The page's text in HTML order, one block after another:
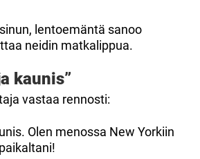
lentoemäntä sanoo
neidin matkalippua.
kaunis”
vastaa rennosti:
Olen menossa New Yorkiin